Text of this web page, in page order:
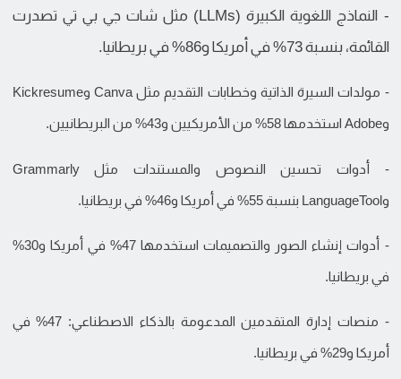
- النماذج اللغوية الكبيرة (LLMs) مثل شات جي بي تي تصدرت
القائمة، بنسبة 73% في أمريكا و86% في بريطانيا.
- مولدات السيرة الذاتية وخطابات التقديم مثل Canva وKickresume
وAdobe استخدمها 58% من الأمريكيين و43% من البريطانيين.
- أدوات تحسين النصوص والمستندات مثل Grammarly
وLanguageTool بنسبة 55% في أمريكا و46% في بريطانيا.
- أدوات إنشاء الصور والتصميمات استخدمها 47% في أمريكا و30%
في بريطانيا.
- منصات إدارة المتقدمين المدعومة بالذكاء الاصطناعي: 47% في
أمريكا و29% في بريطانيا.